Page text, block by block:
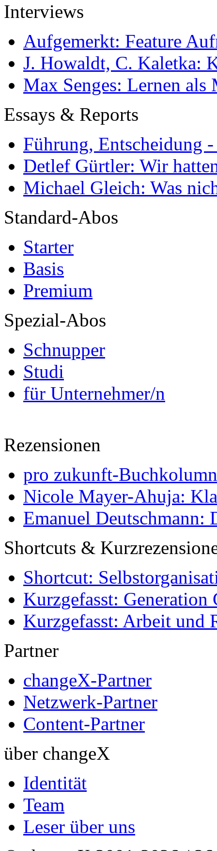
Interviews
Aufgemerkt: Feature
J. Howaldt, C. Kaletka:
Max Senges: Lernen als
Essays & Reports
Führung, Entscheidung
Detlef Gürtler: Wir
Michael Gleich: Was
Standard-Abos
Starter
Basis
Premium
Spezial-Abos
Schnupper
Studi
für Unternehmer/n
Rezensionen
pro zukunft-
Nicole Mayer-Ahuja:
Emanuel Deutschmann:
Shortcuts &
Shortcut:
Kurzgefasst: Generation
Kurzgefasst: Arbeit und
Partner
changeX-Partner
Netzwerk-Partner
Content-Partner
über changeX
Identität
Team
Leser über uns